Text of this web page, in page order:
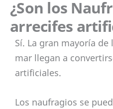
¿Son los
arrecifes
Sí. La gran mayoría
mar llegan a
artificiales.
Los naufragios se